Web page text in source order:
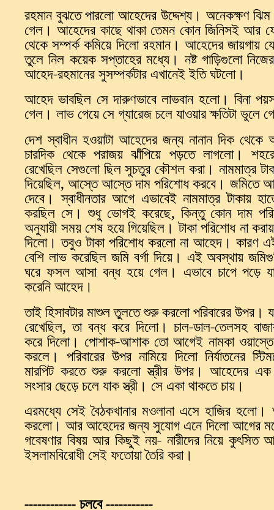
রহমান বুঝতে পারলো আহেদের উদ্দেশ্য। অনেকক্ষণ ঝিম
গেল । আহেদের কাছে থাকা তেমন কোন জিনিসই আর
থেকে সম্পর্ক কমিয়ে দিলো রহমান। আহেদের জায়গায়
তুলে নিল কয়েক সপ্তাহের মধ্যে । নষ্ট গাড়িগুলো নিজের
আহেদ-রহমানেরসুসম্পর্কটারএখানেইইতিঘটলো।
আহেদ ভাবছিল সে দারুণভাবে লাভবান হলো। বিনা
গেল । লাভপেয়েসে গ্যারেজচলেযাওয়ারক্ষতিটাভুলে
দেশ স্বাধীন হওয়াটা আহেদের জন্য নানান দিক থেকে
চারদিক থেকে পরাজয় ঝাঁপিয়ে পড়তে লাগলো।
রেখেছিল সেগুলো ছিল সুচতুর কৌশল করা। নামমাত্র
দিয়েছিল,আস্তেআস্তেদামপরিশোধকরবে । জমিতে
দেবে । স্বাধীনতার আগে এভাবেই নামমাত্র টাকায়
করছিল সে। শুধু ভোগই করেছে, কিন্তু কোন দাম
অনুযায়ী সময় শেষ হয়ে গিয়েছিল । টাকা পরিশোধ না করায়
দিলো। তবুও টাকা পরিশোধ করলো না আহেদ। কারণ
বেশি লাভ করেছিল জমি বর্গা দিয়ে। এই অবস্থায়
ঘরে ফসল আসা বন্ধ হয়ে গেল । এভাবে চাপে পড়ে
করেনিআহেদ ।
তাইহিসাবটারমাশুলতুলতেশুরুকরলোপরিবারেরউপর ।
রেখেছিল,তা বন্ধ করে দিলো। চাল-ডাল-তেলসহ
করে দিলো। পোশাক-আশাক তো আগেই নামকা ওয়াস্তে
করলে । পরিবারের উপর নামিয়ে দিলো নির্যাতনের
মারপিট করতে শুরু করলো স্ত্রীর উপর। আহেদের এক
সংসারছেড়েচলেযাকস্ত্রী। সেএকাথাকতেচায় ।
এরমধ্যে সেই বৈঠকখানার মওলানা এসে হাজির হলো।
করলো। আরআহেদেরজন্যসুযোগ এনে দিলো আগের
গবেষণার বিষয় আর কিছুই নয়- নারীদের নিয়ে কুৎসিত
ইসলামবিরোধীসেইফতোয়াতৈরিকরা।
------------চলবে-----------